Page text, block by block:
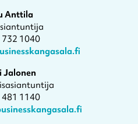
Anttila
732 1040
Jalonen
481 1140